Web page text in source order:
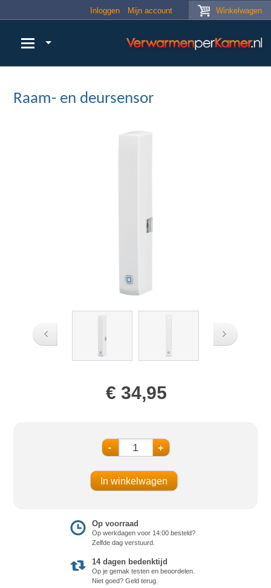
Winkelwagen
Inloggen Mijn account
Raam- en deursensor
€ 34,95
- +
Op voorraad
Op werkdagen voor 14:00 besteld?
Zelfde dag verstuurd.
14 dagen bedenktijd
Op je gemak testen en beoordelen.
Niet goed? Geld terug.